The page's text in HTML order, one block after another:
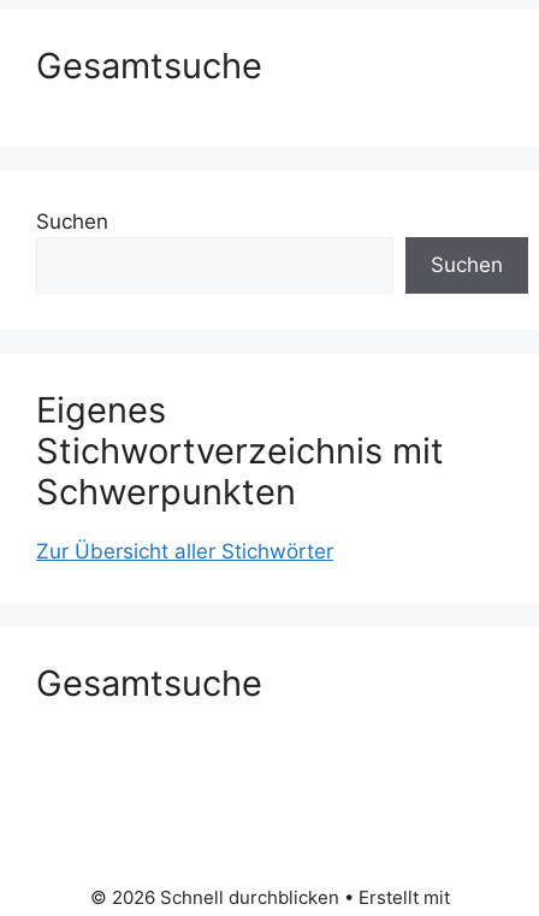
Gesamtsuche
Suchen
Suchen
Eigenes
Stichwortverzeichnis mit
Schwerpunkten
Zur Übersicht aller Stichwörter
Gesamtsuche
© 2026 Schnell durchblicken • Erstellt mit